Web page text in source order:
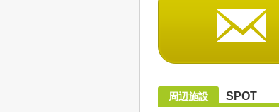
周辺施設 SPOT